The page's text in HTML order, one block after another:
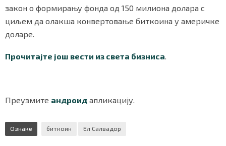
закон о формирању фонда од 150 милиона долара с
циљем да олакша конвертовање биткоина у америчке
доларе.
Прочитајте још вести из света бизниса
Преузмите андроид апликацију.
Ознаке биткоин Ел Салвадор